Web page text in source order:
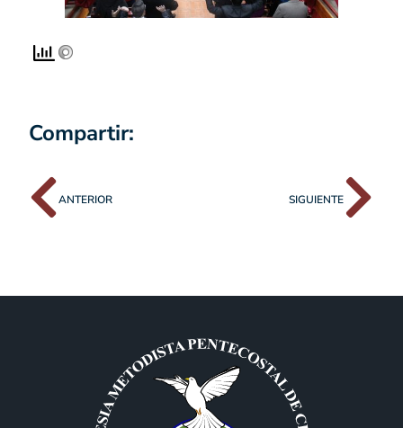
Compartir:
ANTERIOR SIGUIENTE